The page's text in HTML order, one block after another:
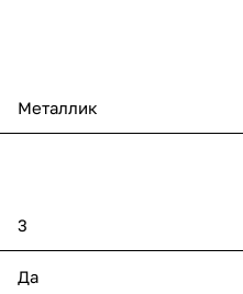
Металлик
3
Да